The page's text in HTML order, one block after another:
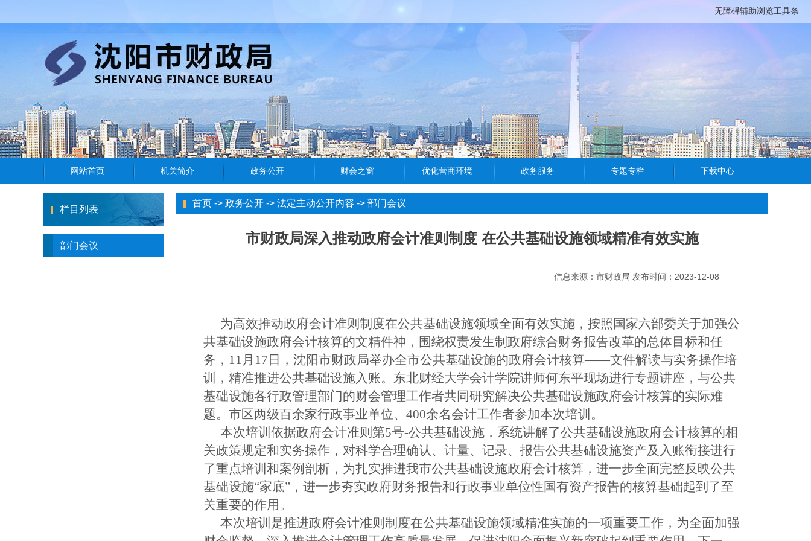
无障碍辅助浏览工具条
栏目列表
部门会议
首页 -> 政务公开 -> 法定主动公开内容 -> 部门会议
市财政局深入推动政府会计准则制度 在公共基础设施领域精准有效实施
信息来源：市财政局 发布时间：2023-12-08
为高效推动政府会计准则制度在公共基础设施领域全面有效实施，按照国家六部委关于加强公
共基础设施政府会计核算的文精件神，围绕权责发生制政府综合财务报告改革的总体目标和任
务， 11月17日，沈阳市财政局举办全市公共基础设施的政府会计核算——文件解读与实务操作培
训，精准推进公共基础设施入账。东北财经大学会计学院讲师何东平现场进行专题讲座，与公共
基础设施各行政管理部门的财会管理工作者共同研究解决公共基础设施政府会计核算的实际难
题。市区两级百余家行政事业单位、400余名会计工作者参加本次培训。
本次培训依据政府会计准则第5号-公共基础设施，系统讲解了公共基础设施政府会计核算的相
关政策规定和实务操作，对科学合理确认、计量、记录、报告公共基础设施资产及入账衔接进行
了重点培训和案例剖析，为扎实推进我市公共基础设施政府会计核算，进一步全面完整反映公共
基础设施“家底”，进一步夯实政府财务报告和行政事业单位性国有资产报告的核算基础起到了至
关重要的作用。
本次培训是推进政府会计准则制度在公共基础设施领域精准实施的一项重要工作，为全面加强